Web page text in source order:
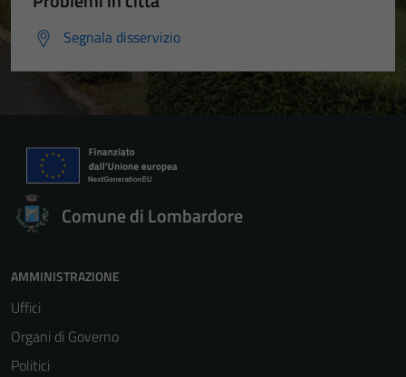
Segnala disservizio
Comune di Lombardore
AMMINISTRAZIONE
Uffici
Organi di Governo
Politici